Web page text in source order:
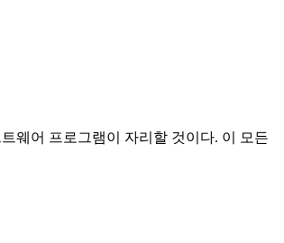
웨어 프로그램이 자리할 것이다. 이 모든